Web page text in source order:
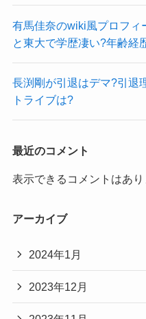
有馬佳奈のwiki風プロフィ
と東大で学歴凄い?年齢経
長渕剛が引退はデマ?引退
トライブは?
最近のコメント
表示できるコメントはあり
アーカイブ
2024年1月
2023年12月